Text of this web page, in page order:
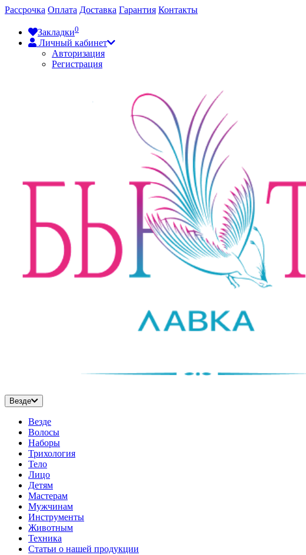
Рассрочка Оплата Доставка Гарантия Контакты
Закладки0
Личный кабинет
Авторизация
Регистрация
Везде
Везде
Волосы
Наборы
Трихология
Тело
Лицо
Детям
Мастерам
Мужчинам
Инструменты
Животным
Техника
Статьи о нашей продукции